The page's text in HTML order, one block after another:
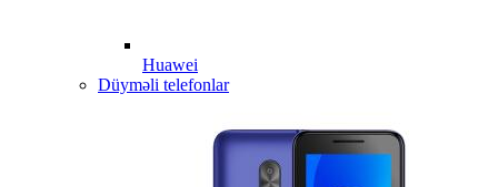
Huawei
Düyməli telefonlar